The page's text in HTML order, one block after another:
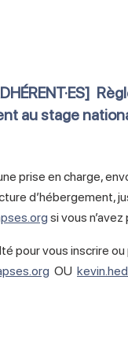
au stage
prise en charge,
d’hébergement,
si vous
pour vous inscrire
OU